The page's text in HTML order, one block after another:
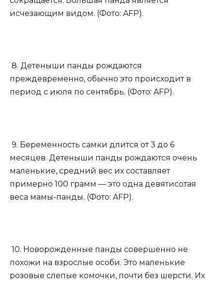
исчезающим видом. (Фото: AFP).
8. Детеныши панды рождаются
преждевременно, обычно это происходит в
период с июля по сентябрь. (Фото: AFP).
9. Беременность самки длится от 3 до 6
месяцев. Детеныши панды рождаются очень
маленькие, средний вес их составляет
примерно 100 грамм — это одна девятисотая
веса мамы-панды. (Фото: AFP).
10. Новорожденные панды совершенно не
похожи на взрослые особи. Это маленькие
розовые слепые комочки, почти без шерсти. Их